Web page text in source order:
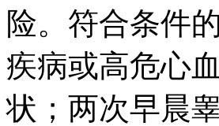
险。符合条件
疾病或高危心
状；两次早晨